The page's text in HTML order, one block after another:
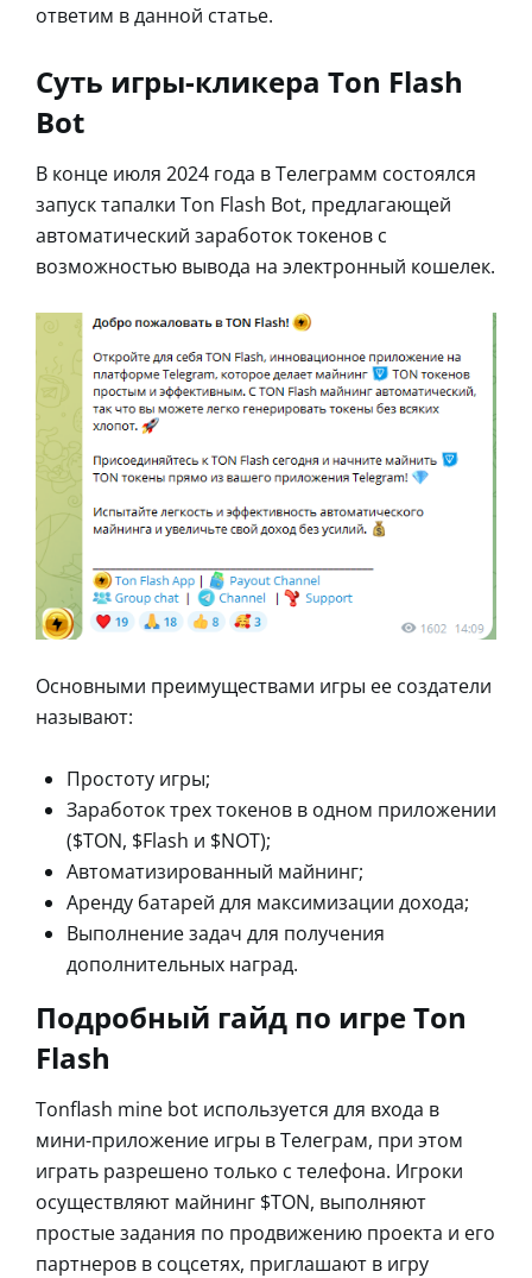
ответим в данной статье.
Суть игры-кликера Ton Flash
Bot
В конце июля 2024 года в Телеграмм состоялся
запуск тапалки Ton Flash Bot, предлагающей
автоматический заработок токенов с
возможностью вывода на электронный кошелек.
Основными преимуществами игры ее создатели
называют:
Простоту игры;
Заработок трех токенов в одном приложении
($TON, $Flash и $NOT);
Автоматизированный майнинг;
Аренду батарей для максимизации дохода;
Выполнение задач для получения
дополнительных наград.
Подробный гайд по игре Ton
Flash
Tonflash mine bot используется для входа в
мини-приложение игры в Телеграм, при этом
играть разрешено только с телефона. Игроки
осуществляют майнинг $TON, выполняют
простые задания по продвижению проекта и его
партнеров в соцсетях, приглашают в игру